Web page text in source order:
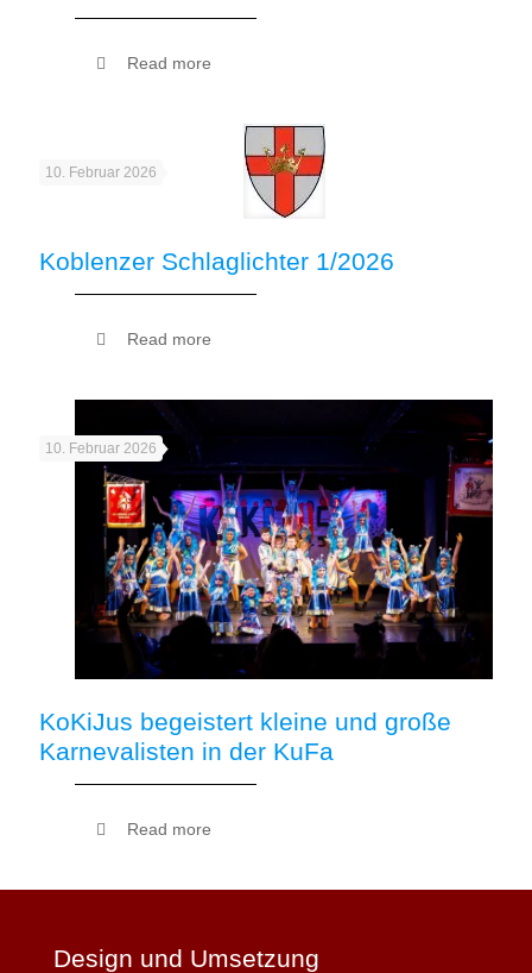
Read more
10. Februar 2026
Koblenzer Schlaglichter 1/2026
Read more
10. Februar 2026
KoKiJus begeistert kleine und große
Karnevalisten in der KuFa
Read more
Design und Umsetzung